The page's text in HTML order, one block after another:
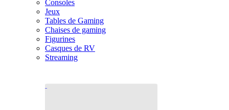
Consoles
Jeux
Tables de Gaming
Chaises de gaming
Figurines
Casques de RV
Streaming